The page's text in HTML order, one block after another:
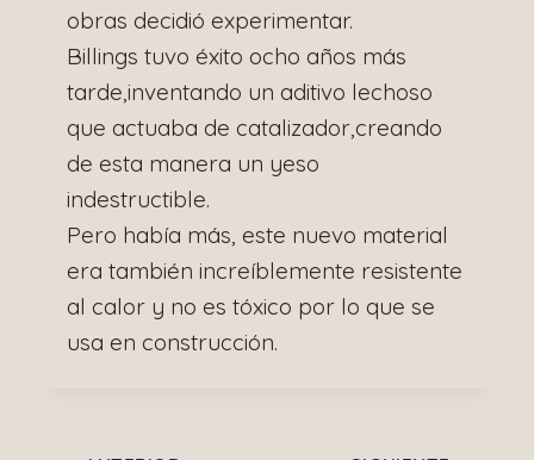
obras decidió experimentar.
Billings tuvo éxito ocho años más
tarde,inventando un aditivo lechoso
que actuaba de catalizador,creando
de esta manera un yeso
indestructible.
Pero había más, este nuevo material
era también increíblemente resistente
al calor y no es tóxico por lo que se
usa en construcción.